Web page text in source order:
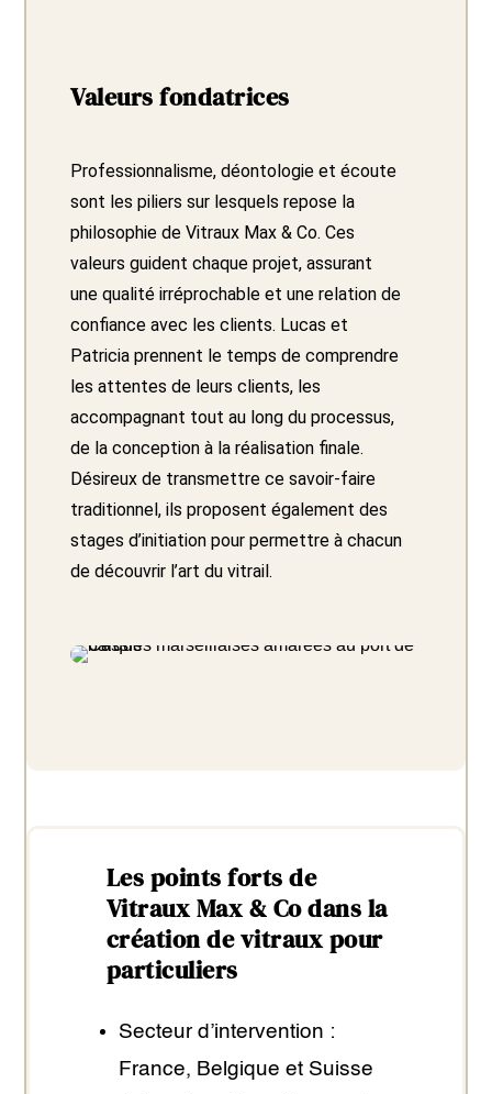
Valeurs fondatrices
Professionnalisme, déontologie et écoute
sont les piliers sur lesquels repose la
philosophie de Vitraux Max & Co. Ces
valeurs guident chaque projet, assurant
une qualité irréprochable et une relation de
confiance avec les clients. Lucas et
Patricia prennent le temps de comprendre
les attentes de leurs clients, les
accompagnant tout au long du processus,
de la conception à la réalisation finale.
Désireux de transmettre ce savoir-faire
traditionnel, ils proposent également des
stages d’initiation pour permettre à chacun
de découvrir l’art du vitrail.
Les points forts de
Vitraux Max & Co dans la
création de vitraux pour
particuliers
Secteur d’intervention :
France, Belgique et Suisse